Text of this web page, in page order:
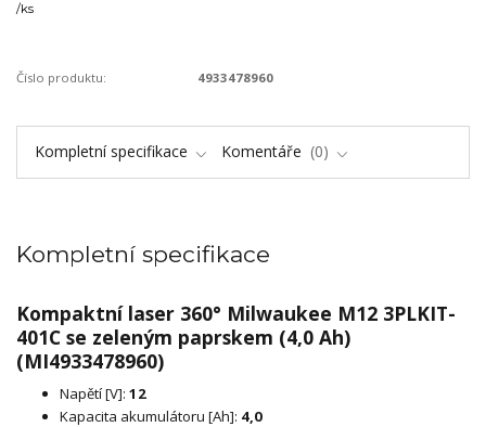
/ks
Číslo produktu: 4933478960
Kompletní specifikace Komentáře 0
Kompletní specifikace
Kompaktní laser 360° Milwaukee M12 3PLKIT-
401C se zeleným paprskem (4,0 Ah)
(MI4933478960)
Napětí [V]: 12
Kapacita akumulátoru [Ah]: 4,0